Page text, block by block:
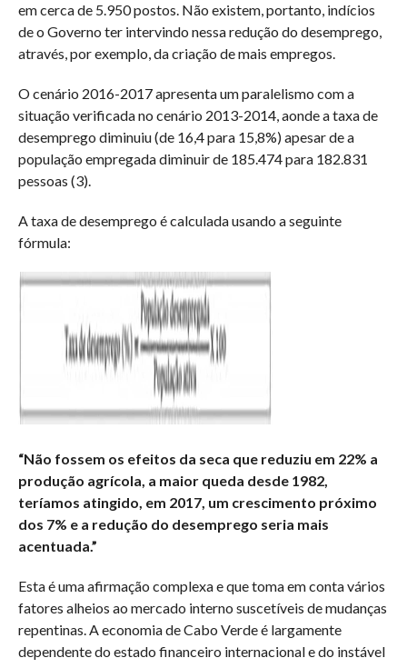
em cerca de 5.950 postos. Não existem, portanto, indícios
de o Governo ter intervindo nessa redução do desemprego,
através, por exemplo, da criação de mais empregos.
O cenário 2016-2017 apresenta um paralelismo com a
situação verificada no cenário 2013-2014, aonde a taxa de
desemprego diminuiu (de 16,4 para 15,8%) apesar de a
população empregada diminuir de 185.474 para 182.831
pessoas (3).
A taxa de desemprego é calculada usando a seguinte
fórmula:
“Não fossem os efeitos da seca que reduziu em 22% a
produção agrícola, a maior queda desde 1982,
teríamos atingido, em 2017, um crescimento próximo
dos 7% e a redução do desemprego seria mais
acentuada.”
Esta é uma afirmação complexa e que toma em conta vários
fatores alheios ao mercado interno suscetíveis de mudanças
repentinas. A economia de Cabo Verde é largamente
dependente do estado financeiro internacional e do instável